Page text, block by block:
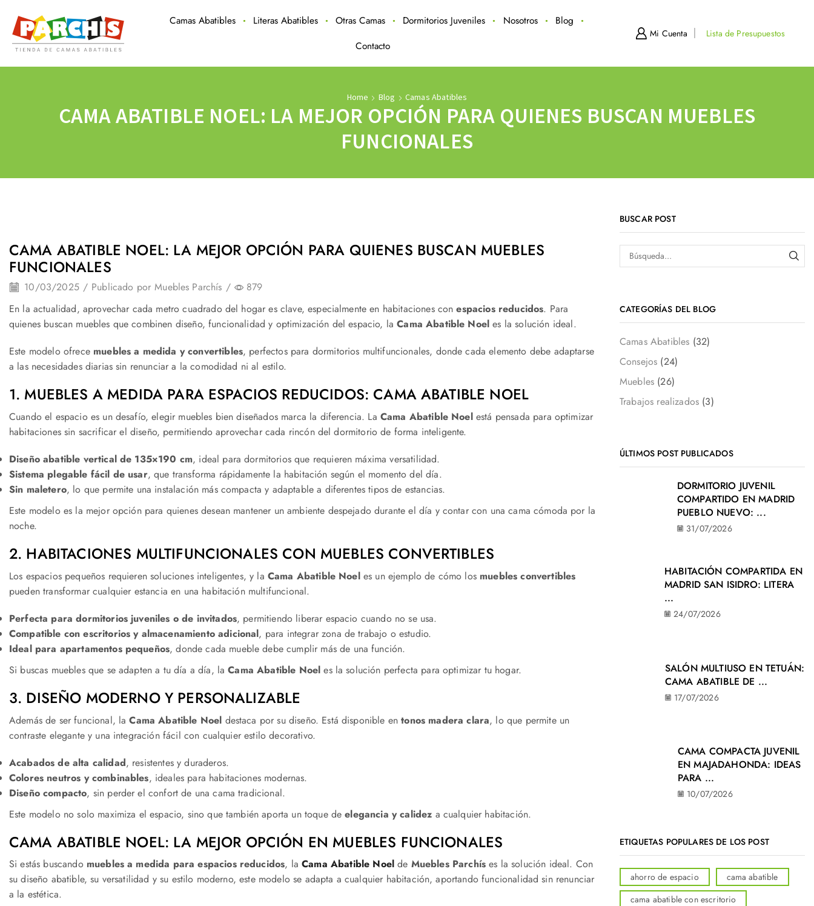
Camas Abatibles Literas Abatibles Otras Camas Dormitorios Juveniles Nosotros
Blog
Contacto
Mi Cuenta Lista de Presupuestos
Home Blog Camas Abatibles
CAMA ABATIBLE NOEL: LA MEJOR OPCIÓN PARA QUIENES BUSCAN MUEBLES
FUNCIONALES
CAMA ABATIBLE NOEL: LA MEJOR OPCIÓN PARA QUIENES BUSCAN MUEBLES
FUNCIONALES
10/03/2025 / Publicado por Muebles Parchís /
879
En la actualidad, aprovechar cada metro cuadrado del hogar es clave, especialmente en habitaciones conespacios reducidos. Para
quienes buscan muebles que combinen diseño, funcionalidad y optimización del espacio, laCama Abatible Noel es la solución ideal.
Este modelo ofrece muebles a medida y convertibles, perfectos para dormitorios multifuncionales, donde cada elemento debe adaptarse
a las necesidades diarias sin renunciar a la comodidad ni al estilo.
1. MUEBLES A MEDIDA PARA ESPACIOS REDUCIDOS: CAMA ABATIBLE NOEL
Cuando el espacio es un desafío, elegir muebles bien diseñados marca la diferencia. La Cama Abatible Noelestá pensada para optimizar
habitaciones sin sacrificar el diseño, permitiendo aprovechar cada rincón del dormitorio de forma inteligente.
Diseño abatible vertical de 135×190 cm, ideal para dormitorios que requieren máxima versatilidad.
Sistema plegable fácil de usar, que transforma rápidamente la habitación según el momento del día.
Sin maletero, lo que permite una instalación más compacta y adaptable a diferentes tipos de estancias.
Este modelo es la mejor opción para quienes desean mantener un ambiente despejado durante el día y contar con una cama cómoda por la
noche.
2. HABITACIONES MULTIFUNCIONALES CON MUEBLES CONVERTIBLES
Los espacios pequeños requieren soluciones inteligentes, y la Cama Abatible Noeles un ejemplo de cómo los muebles convertibles
pueden transformar cualquier estancia en una habitación multifuncional.
Perfecta para dormitorios juveniles o de invitados, permitiendo liberar espacio cuando no se usa.
Compatible con escritorios y almacenamiento adicional, para integrar zona de trabajo o estudio.
Ideal para apartamentos pequeños, donde cada mueble debe cumplir más de una función.
Si buscas muebles que se adapten a tu día a día, laCama Abatible Noel es la solución perfecta para optimizar tu hogar.
3. DISEÑO MODERNO Y PERSONALIZABLE
Además de ser funcional, laCama Abatible Noel destaca por su diseño. Está disponible entonos madera clara, lo que permite un
contraste elegante y una integración fácil con cualquier estilo decorativo.
Acabados de alta calidad, resistentes y duraderos.
Colores neutros y combinables, ideales para habitaciones modernas.
Diseño compacto, sin perder el confort de una cama tradicional.
Este modelo no solo maximiza el espacio, sino que también aporta un toque deelegancia y calidez a cualquier habitación.
CAMA ABATIBLE NOEL: LA MEJOR OPCIÓN EN MUEBLES FUNCIONALES
Si estás buscando muebles a medida para espacios reducidos, laCama Abatible Noel de Muebles Parchís es la solución ideal. Con
su diseño abatible, su versatilidad y su estilo moderno, este modelo se adapta a cualquier habitación, aportando funcionalidad sin renunciar
a la estética.
BUSCAR POST
CATEGORÍAS DEL BLOG
Camas Abatibles (32)
Consejos (24)
Muebles (26)
Trabajos realizados (3)
ÚLTIMOS POST PUBLICADOS
DORMITORIO JUVENIL
COMPARTIDO EN MADRID
PUEBLO NUEVO: ...
31/07/2026
HABITACIÓN COMPARTIDA EN
MADRID SAN ISIDRO: LITERA
...
24/07/2026
SALÓN MULTIUSO EN TETUÁN:
CAMA ABATIBLE DE ...
17/07/2026
CAMA COMPACTA JUVENIL
EN MAJADAHONDA: IDEAS
PARA ...
10/07/2026
ETIQUETAS POPULARES DE LOS POST
ahorro de espacio
cama abatible
cama abatible con escritorio